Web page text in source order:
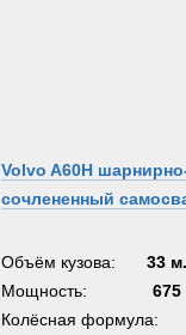
MAN
Volvo A60H
сочлененный
Объём кузова:
33
Мощность:
675
Колёсная формула: